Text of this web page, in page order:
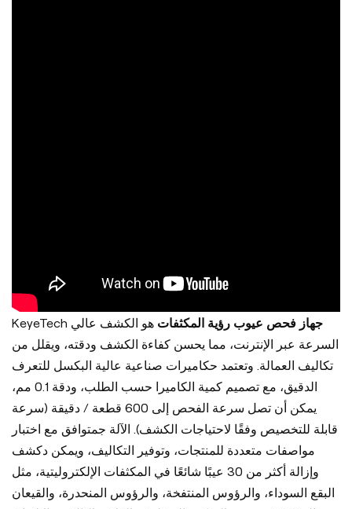
KeyeTech جهاز فحص عيوب رؤية المكثفات هو الكشف عالي
السرعة عبر الإنترنت، مما يحسن كفاءة الكشف ودقته، ويقلل من
تكاليف العمالة. وتعتمد حكاميرات صناعية عالية البكسل للتعرف
الدقيق، مع تصميم كمية الكاميرا حسب الطلب، ودقة 0.1 مم،
يمكن أن تصل سرعة الفحص إلى 600 قطعة / دقيقة (سرعة
قابلة للتخصيص وفقًا لاحتياجات الكشف). الآلة جمتوافق مع اختبار
مواصفات متعددة للمنتجات، وتوفير التكاليف، ويمكن دكشف
وإزالة أكثر من 30 عيبًا شائعًا في المكثفات الإلكتروليتية، مثل
البقع السوداء، والرؤوس المنتفخة، والرؤوس المنحدرة، والقيعان